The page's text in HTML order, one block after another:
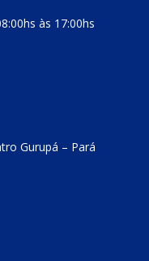
às 17:00hs
Gurupá – Pará